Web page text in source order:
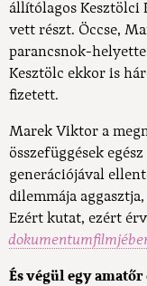
állítólagos Kesztölci
vett részt. Öccse,
parancsnok-
Kesztölc ekkor is
fizetett.
Marek Viktor a
összefüggések
generációjával
dilemmája
Ezért kutat, ezért
És végül egy